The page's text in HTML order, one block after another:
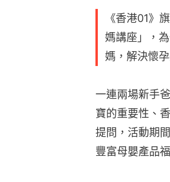
《香港01》
媽講座」，
媽，解決懷孕
一連兩場新手
寶的重要性、
提問，活動期
豐富母嬰產品